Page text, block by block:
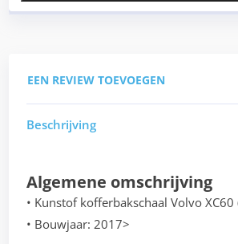
EEN REVIEW TOEVOEGEN
Beschrijving
Algemene omschrijving
• Kunstof kofferbakschaal Volvo XC60
• Bouwjaar: 2017>